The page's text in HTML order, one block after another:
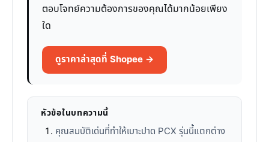
ตอบโจทย์ความต้องการของคุณได้มากน้อยเพียง
ใด
ดูราคาล่าสุดที่ Shopee →
หัวข้อในบทความนี้
คุณสมบัติเด่นที่ทำให้เบาะปาด PCX รุ่นนี้แตกต่าง